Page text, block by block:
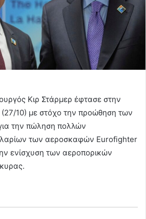
Κιρ Στάρμερ έφτασε στην
10) με στόχο την προώθηση των
την πώληση πολλών
των αεροσκαφών Eurofighter
ενίσχυση των αεροπορικών